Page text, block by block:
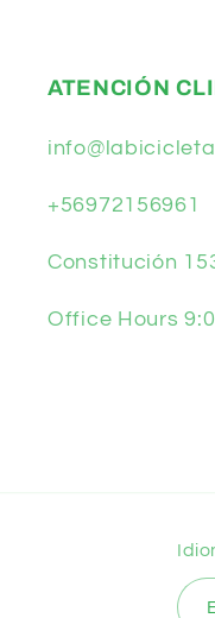
ATENCIÓN
+56972156961
Constitución
Office Hours